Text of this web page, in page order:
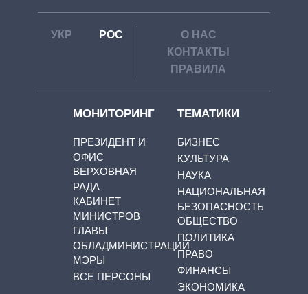
УКР РОС
О НАС
КОНТАКТЫ
ПРАВИЛА
МОНИТОРИНГ
ПРЕЗИДЕНТ И
ОФИС
ВЕРХОВНАЯ
РАДА
КАБИНЕТ
МИНИСТРОВ
ГЛАВЫ
ОБЛАДМИНИСТРАЦИЙ
МЭРЫ
ВСЕ ПЕРСОНЫ
ТЕМАТИКИ
БИЗНЕС
КУЛЬТУРА
НАУКА
НАЦИОНАЛЬНАЯ
БЕЗОПАСНОСТЬ
ОБЩЕСТВО
ПОЛИТИКА
ПРАВО
ФИНАНСЫ
ЭКОНОМИКА